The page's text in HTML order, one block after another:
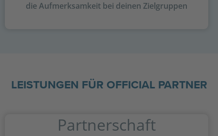
die Aufmerksamkeit bei deinen Zielgruppen
LEISTUNGEN FÜR OFFICIAL PARTNER
Partnerschaft